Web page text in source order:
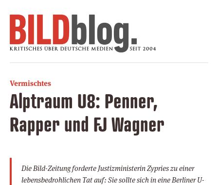
Vermischtes
Alptraum U8: Penner,
Rapper und FJ Wagner
Die Bild-Zeitung forderte Justizministerin Zypries zu einer
lebensbedrohlichen Tat auf: Sie sollte sich in eine Berliner U-